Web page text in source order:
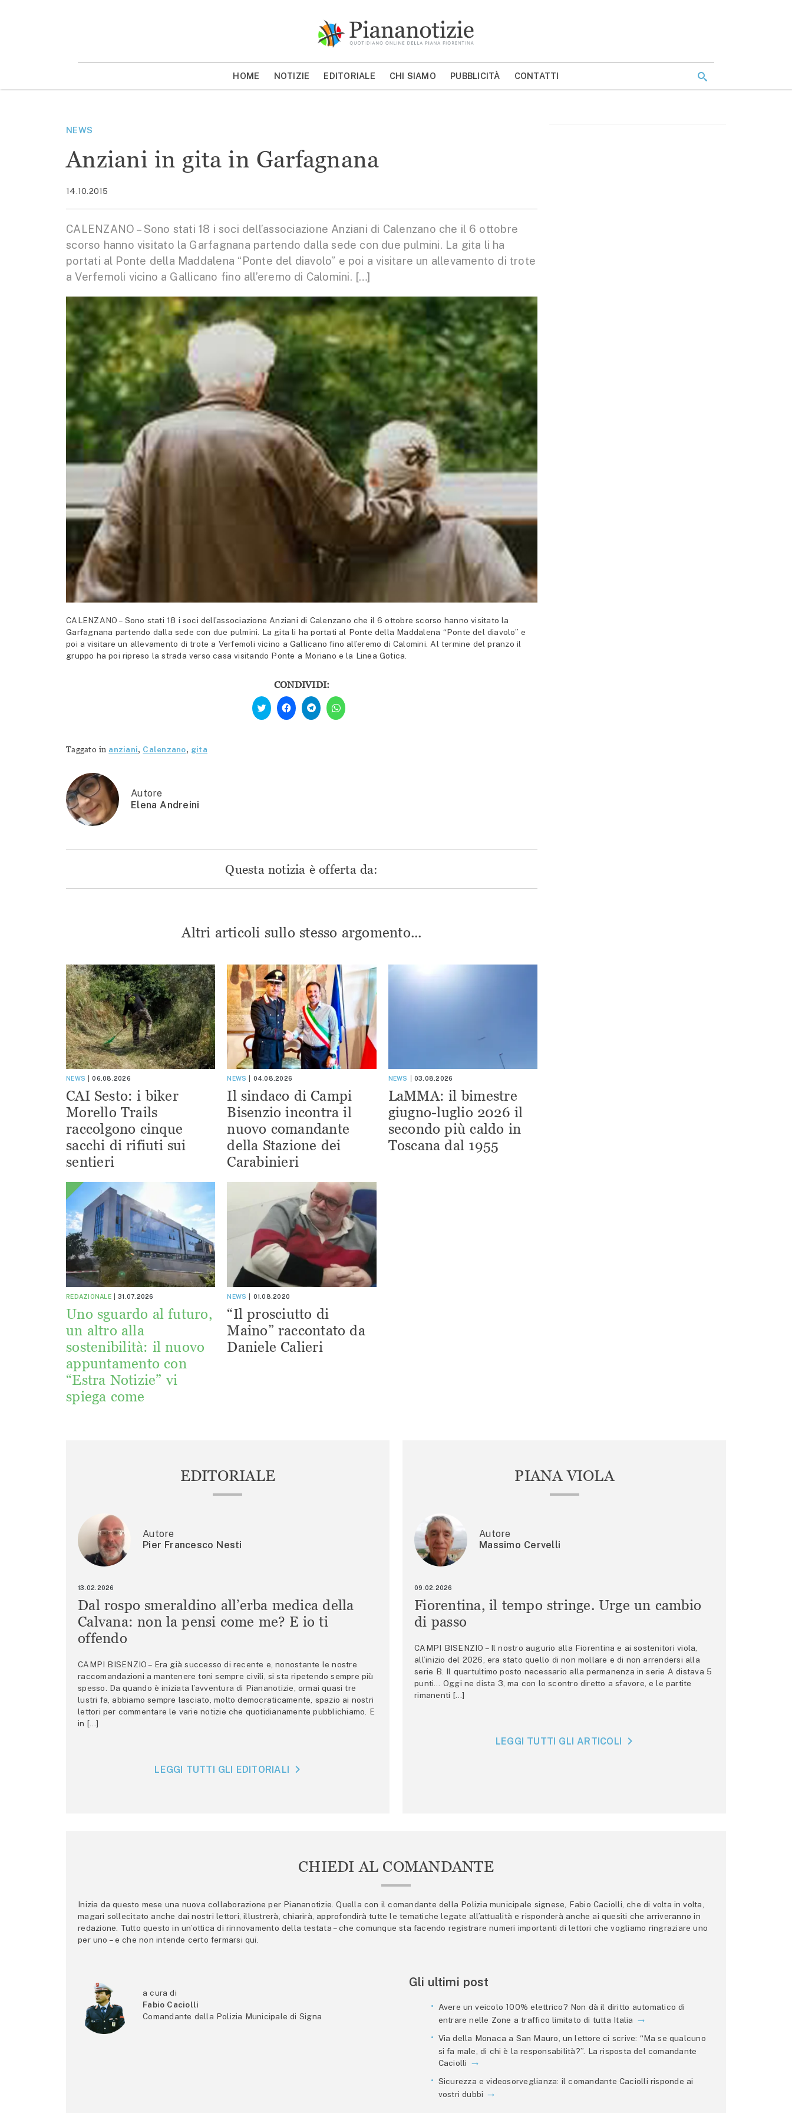
MOSTRA/NASCONDI CERCA
HOME NOTIZIE EDITORIALE CHI SIAMO PUBBLICITÀ CONTATTI
NEWS
Anziani in gita in Garfagnana
14.10.2015
CALENZANO – Sono stati 18 i soci dell’associazione Anziani di Calenzano che il 6 ottobre
scorso hanno visitato la Garfagnana partendo dalla sede con due pulmini. La gita li ha
portati al Ponte della Maddalena “Ponte del diavolo” e poi a visitare un allevamento di trote
a Verfemoli vicino a Gallicano fino all’eremo di Calomini. […]
CALENZANO – Sono stati 18 i soci dell’associazione Anziani di Calenzano che il 6 ottobre scorso hanno visitato la
Garfagnana partendo dalla sede con due pulmini. La gita li ha portati al Ponte della Maddalena “Ponte del diavolo” e
poi a visitare un allevamento di trote a Verfemoli vicino a Gallicano fino all’eremo di Calomini. Al termine del pranzo il
gruppo ha poi ripreso la strada verso casa visitando Ponte a Moriano e la Linea Gotica.
CONDIVIDI:
Fai
clic
qui
Fai
clic
per
condividere
Fai
clic
per
condividere
Fai
clic
per
Taggato in anziani, Calenzano, gita
Autore
Elena Andreini
Questa notizia è offerta da:
Altri articoli sullo stesso argomento...
NEWS 06.08.2026
CAI Sesto: i biker
Morello Trails
raccolgono cinque
sacchi di rifiuti sui
sentieri
NEWS 04.08.2026
Il sindaco di Campi
Bisenzio incontra il
nuovo comandante
della Stazione dei
Carabinieri
NEWS 03.08.2026
LaMMA: il bimestre
giugno-luglio 2026 il
secondo più caldo in
Toscana dal 1955
REDAZIONALE 31.07.2026
Uno sguardo al futuro,
un altro alla
sostenibilità: il nuovo
appuntamento con
“Estra Notizie” vi
spiega come
NEWS 01.08.2020
“Il prosciutto di
Maino” raccontato da
Daniele Calieri
EDITORIALE
Autore
Pier Francesco Nesti
13.02.2026
Dal rospo smeraldino all’erba medica della
Calvana: non la pensi come me? E io ti
offendo
CAMPI BISENZIO – Era già successo di recente e, nonostante le nostre
raccomandazioni a mantenere toni sempre civili, si sta ripetendo sempre più
spesso. Da quando è iniziata l’avventura di Piananotizie, ormai quasi tre
lustri fa, abbiamo sempre lasciato, molto democraticamente, spazio ai nostri
lettori per commentare le varie notizie che quotidianamente pubblichiamo. E
in […]
LEGGI TUTTI GLI EDITORIALI
PIANA VIOLA
Autore
Massimo Cervelli
09.02.2026
Fiorentina, il tempo stringe. Urge un cambio
di passo
CAMPI BISENZIO – Il nostro augurio alla Fiorentina e ai sostenitori viola,
all’inizio del 2026, era stato quello di non mollare e di non arrendersi alla
serie B. Il quartultimo posto necessario alla permanenza in serie A distava 5
punti… Oggi ne dista 3, ma con lo scontro diretto a sfavore, e le partite
rimanenti […]
LEGGI TUTTI GLI ARTICOLI
CHIEDI AL COMANDANTE
Inizia da questo mese una nuova collaborazione per Piananotizie. Quella con il comandante della Polizia municipale signese, Fabio Caciolli, che di volta in volta,
magari sollecitato anche dai nostri lettori, illustrerà, chiarirà, approfondirà tutte le tematiche legate all’attualità e risponderà anche ai quesiti che arriveranno in
redazione. Tutto questo in un’ottica di rinnovamento della testata – che comunque sta facendo registrare numeri importanti di lettori che vogliamo ringraziare uno
per uno – e che non intende certo fermarsi qui.
a cura di
Fabio Caciolli
Comandante della Polizia Municipale di Signa
Gli ultimi post
Avere un veicolo 100% elettrico? Non dà il diritto automatico di
entrare nelle Zone a traffico limitato di tutta Italia
Via della Monaca a San Mauro, un lettore ci scrive: “Ma se qualcuno
si fa male, di chi è la responsabilità?”. La risposta del comandante
Caciolli
Sicurezza e videosorveglianza: il comandante Caciolli risponde ai
vostri dubbi